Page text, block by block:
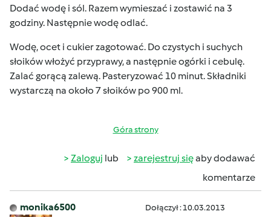
Dodać wodę i sól. Razem wymieszać i zostawić na 3
godziny. Następnie wodę odlać.
Wodę, ocet i cukier zagotować. Do czystych i suchych
słoików włożyć przyprawy, a następnie ogórki i cebulę.
Zalać gorącą zalewą. Pasteryzować 10 minut. Składniki
wystarczą na około 7 słoików po 900 ml.
Góra strony
Zaloguj lub zarejestruj sięaby dodawać
komentarze
monika6500 Dołączył : 10.03.2013